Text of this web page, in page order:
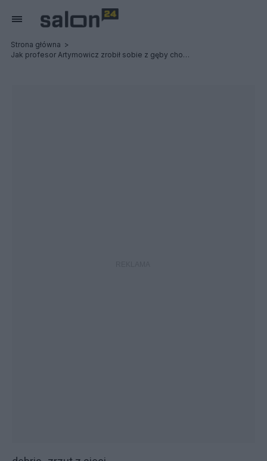
Strona główna
Jak profesor Artymowicz zrobił sobie z gęby cholewę; Smolensk po 16 latach